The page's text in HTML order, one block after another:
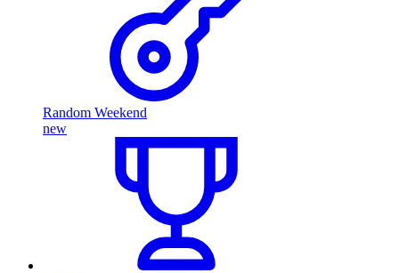
Random Weekend
new